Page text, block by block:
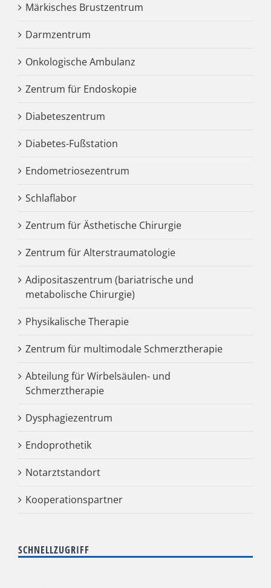
Märkisches Brustzentrum
Darmzentrum
Onkologische Ambulanz
Zentrum für Endoskopie
Diabeteszentrum
Diabetes-Fußstation
Endometriosezentrum
Schlaflabor
Zentrum für Ästhetische Chirurgie
Zentrum für Alterstraumatologie
Adipositaszentrum (bariatrische und
metabolische Chirurgie)
Physikalische Therapie
Zentrum für multimodale Schmerztherapie
Abteilung für Wirbelsäulen- und
Schmerztherapie
Dysphagiezentrum
Endoprothetik
Notarztstandort
Kooperationspartner
SCHNELLZUGRIFF